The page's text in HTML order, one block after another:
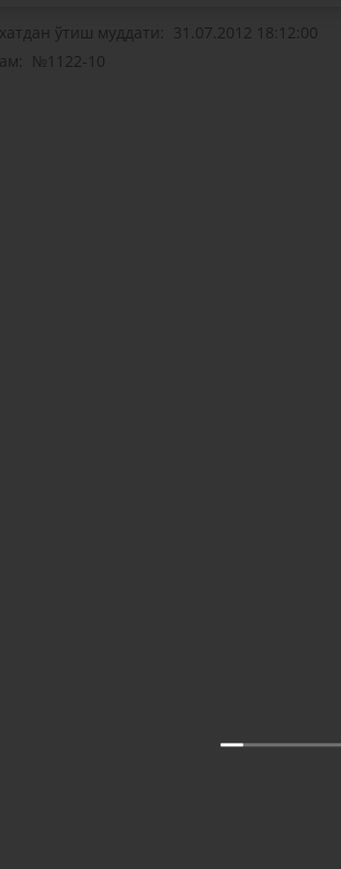
ўтиш муддати: 31.07.2012 18:12:00
№1122-10